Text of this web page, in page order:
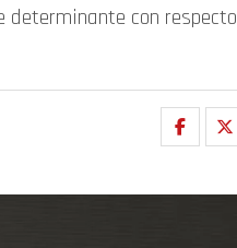
determinante con